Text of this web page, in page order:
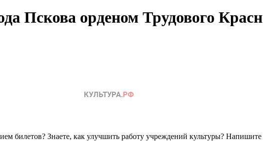
Пскова орденом Трудового
билетов? Знаете, как улучшить работу учреждений культуры?